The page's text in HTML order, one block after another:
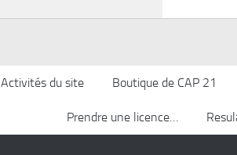
Activités du site Boutique de CAP 21
Prendre une licence…